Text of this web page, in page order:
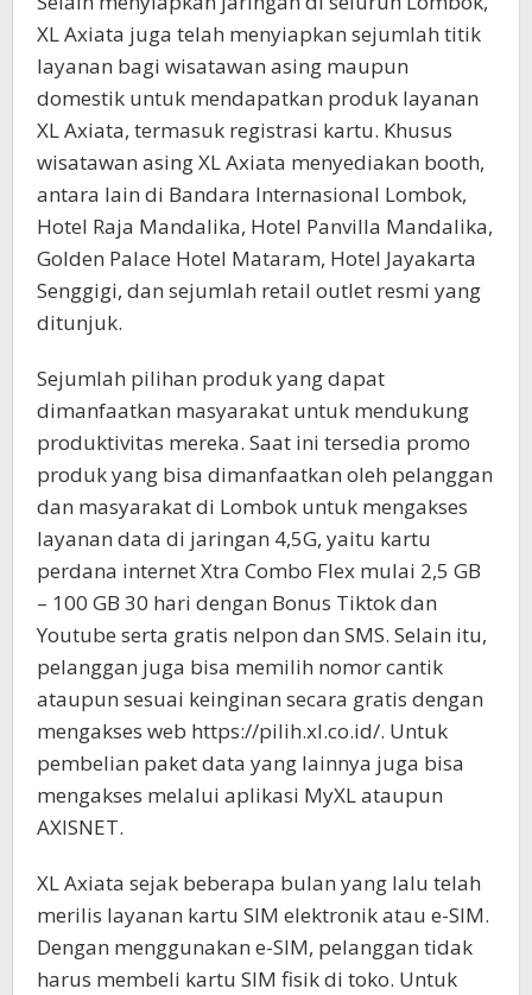
XL Axiata juga telah menyiapkan sejumlah titik
layanan bagi wisatawan asing maupun
domestik untuk mendapatkan produk layanan
XL Axiata, termasuk registrasi kartu. Khusus
wisatawan asing XL Axiata menyediakan booth,
antara lain di Bandara Internasional Lombok,
Hotel Raja Mandalika, Hotel Panvilla Mandalika,
Golden Palace Hotel Mataram, Hotel Jayakarta
Senggigi, dan sejumlah retail outlet resmi yang
ditunjuk.
Sejumlah pilihan produk yang dapat
dimanfaatkan masyarakat untuk mendukung
produktivitas mereka. Saat ini tersedia promo
produk yang bisa dimanfaatkan oleh pelanggan
dan masyarakat di Lombok untuk mengakses
layanan data di jaringan 4,5G, yaitu kartu
perdana internet Xtra Combo Flex mulai 2,5 GB
– 100 GB 30 hari dengan Bonus Tiktok dan
Youtube serta gratis nelpon dan SMS. Selain itu,
pelanggan juga bisa memilih nomor cantik
ataupun sesuai keinginan secara gratis dengan
mengakses web https://pilih.xl.co.id/. Untuk
pembelian paket data yang lainnya juga bisa
mengakses melalui aplikasi MyXL ataupun
AXISNET.
XL Axiata sejak beberapa bulan yang lalu telah
merilis layanan kartu SIM elektronik atau e-SIM.
Dengan menggunakan e-SIM, pelanggan tidak
harus membeli kartu SIM fisik di toko. Untuk